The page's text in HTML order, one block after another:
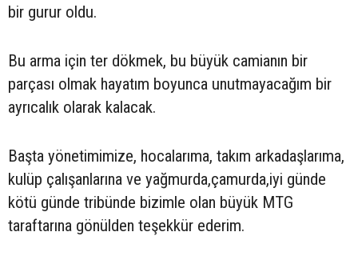
bir gurur oldu.
Bu arma için ter dökmek, bu büyük camianın bir
parçası olmak hayatım boyunca unutmayacağım bir
ayrıcalık olarak kalacak.
Başta yönetimimize, hocalarıma, takım arkadaşlarıma,
kulüp çalışanlarına ve yağmurda,çamurda,iyi günde
kötü günde tribünde bizimle olan büyük MTG
taraftarına gönülden teşekkür ederim.